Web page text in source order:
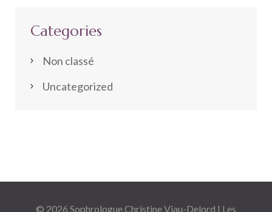
Categories
Non classé
Uncategorized
© 2026 Sophrologue Christine Viau-Delord | Les